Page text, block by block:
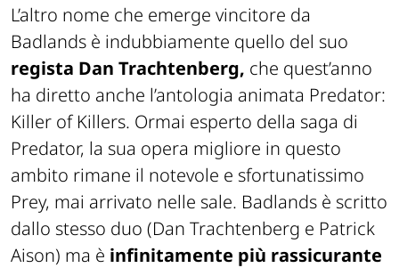
L’altro nome che emerge vincitore da
Badlands è indubbiamente quello del suo
regista Dan Trachtenberg, che quest’anno
ha diretto anche l’antologia animata Predator:
Killer of Killers. Ormai esperto della saga di
Predator, la sua opera migliore in questo
ambito rimane il notevole e sfortunatissimo
Prey, mai arrivato nelle sale. Badlands è scritto
dallo stesso duo (Dan Trachtenberg e Patrick
Aison) ma è infinitamente più rassicurante